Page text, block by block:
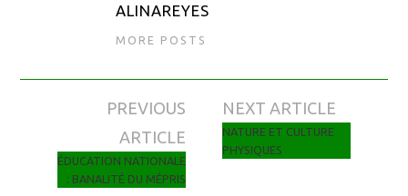
ALINAREYES
MORE POSTS
Navigation des articles
PREVIOUS
ARTICLE
ÉDUCATION NATIONALE
: BANALITÉ DU MÉPRIS
NEXT ARTICLE
NATURE ET CULTURE
PHYSIQUES